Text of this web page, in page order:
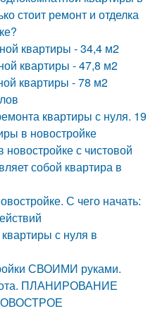
стоит ремонт и отделка
квартиры - 34,4 м2
квартиры - 47,8 м2
квартиры - 78 м2
квартиры с нуля. 19
в новостройке
с чистовой
собой квартира в
С чего начать:
с нуля в
СВОИМИ руками.
ПЛАНИРОВАНИЕ